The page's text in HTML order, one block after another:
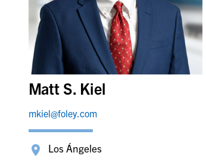
Matt S. Kiel
mkiel@foley.com
Los Ángeles